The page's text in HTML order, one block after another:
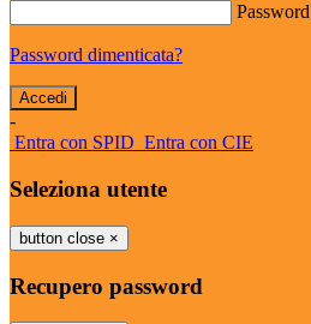
Password
Password dimenticata?
-
Entra con SPID Entra con CIE
Seleziona utente
button close ×
Recupero password